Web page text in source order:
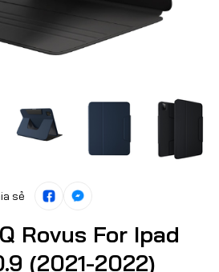
sẻ
Rovus For Ipad
(2021-2022)